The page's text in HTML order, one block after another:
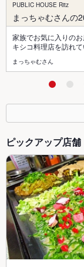
PUBLIC HOUSE Ritz
まっちゃむさんの
家族でお気に入りの
キシコ料理店を訪れ
まっちゃむさん
ピックアップ店舗